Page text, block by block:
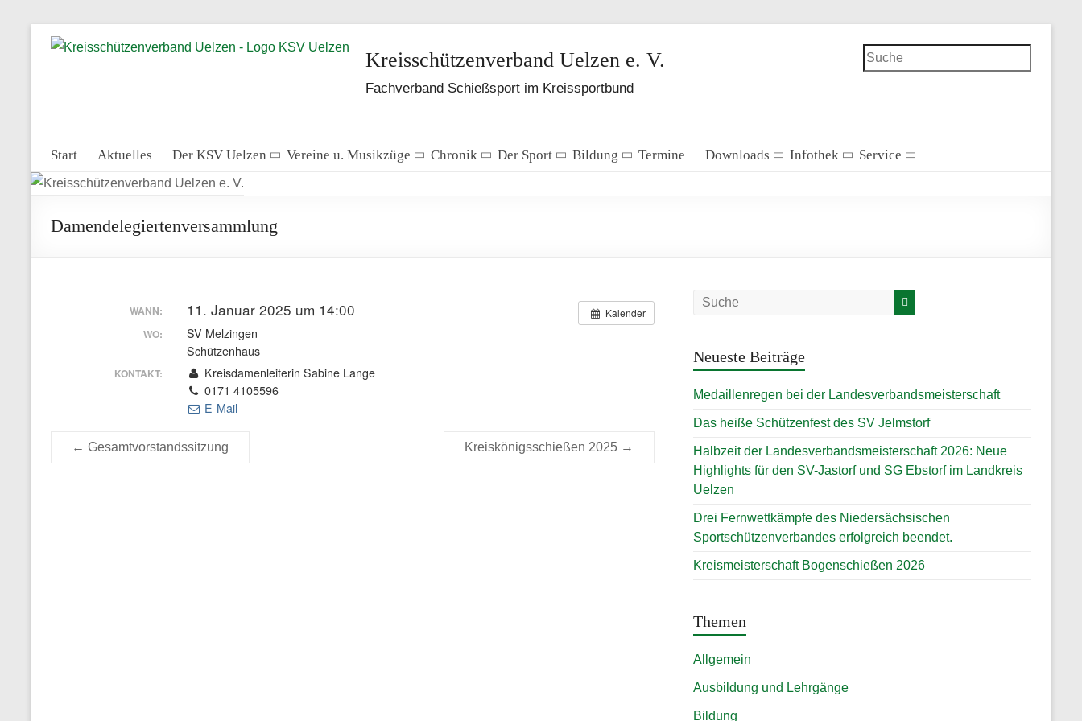
Skip
Kreisschützenverband Uelzen e. V.
Fachverband Schießsport im Kreissportbund
Start Aktuelles Der KSV Uelzen Vereine u. Musikzüge Chronik Der Sport Bildung Termine Downloads Infothek Service
Damendelegiertenversammlung
Kalender
WANN: 11. Januar 2025 um 14:00
WO:
SV Melzingen
Schützenhaus
KONTAKT:
Kreisdamenleiterin Sabine Lange
0171 4105596
E-Mail
← Gesamtvorstandssitzung Kreiskönigsschießen 2025 →
Neueste Beiträge
Medaillenregen bei der Landesverbandsmeisterschaft
Das heiße Schützenfest des SV Jelmstorf
Halbzeit der Landesverbandsmeisterschaft 2026: Neue
Highlights für den SV-Jastorf und SG Ebstorf im Landkreis
Uelzen
Drei Fernwettkämpfe des Niedersächsischen
Sportschützenverbandes erfolgreich beendet.
Kreismeisterschaft Bogenschießen 2026
Themen
Allgemein
Ausbildung und Lehrgänge
Bildung